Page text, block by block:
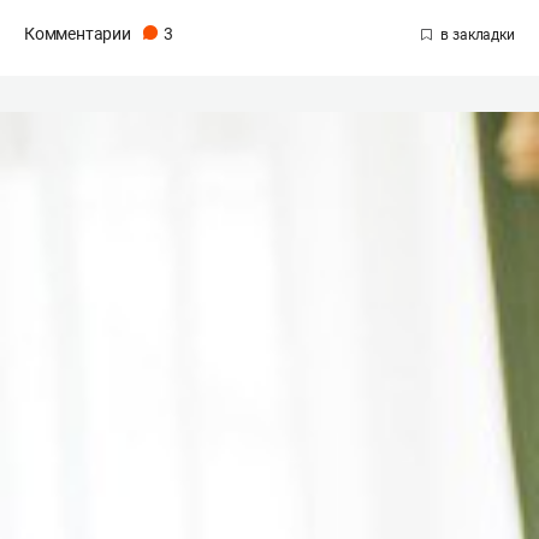
Комментарии 3